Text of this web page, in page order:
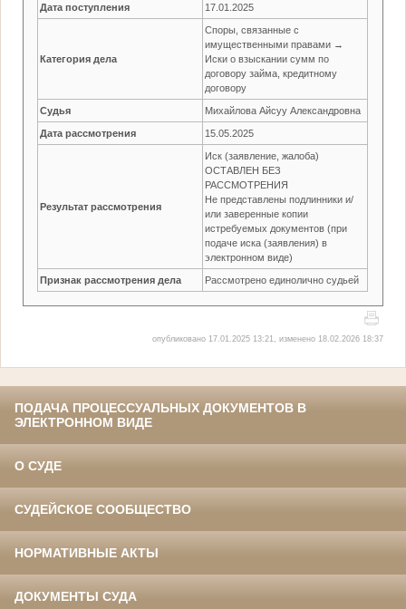
Дата поступления 17.01.2025
Категория дела
Споры, связанные с
имущественными правами →
Иски о взыскании сумм по
договору займа, кредитному
договору
Судья Михайлова Айсуу Александровна
Дата рассмотрения 15.05.2025
Результат рассмотрения
Иск (заявление, жалоба)
ОСТАВЛЕН БЕЗ
РАССМОТРЕНИЯ
Не представлены подлинники и/
или заверенные копии
истребуемых документов (при
подаче иска (заявления) в
электронном виде)
Признак рассмотрения дела Рассмотрено единолично судьей
опубликовано 17.01.2025 13:21, изменено 18.02.2026 18:37
ПОДАЧА ПРОЦЕССУАЛЬНЫХ ДОКУМЕНТОВ В
ЭЛЕКТРОННОМ ВИДЕ
О СУДЕ
СУДЕЙСКОЕ СООБЩЕСТВО
НОРМАТИВНЫЕ АКТЫ
ДОКУМЕНТЫ СУДА